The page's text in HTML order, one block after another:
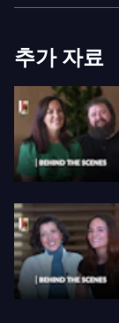
추가 자료